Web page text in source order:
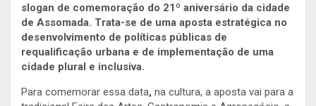
slogan de comemoração do 21º aniversário da cidade
de Assomada. Trata-se de uma aposta estratégica no
desenvolvimento de políticas públicas de
requalificação urbana e de implementação de uma
cidade plural e inclusiva.
Para comemorar essa data, na cultura, a aposta vai para a